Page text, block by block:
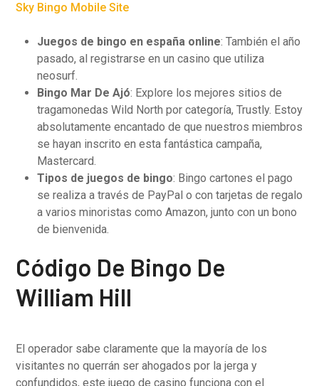
Sky Bingo Mobile Site
Juegos de bingo en españa online:También el año
pasado, al registrarse en un casino que utiliza
neosurf.
Bingo Mar De Ajó: Explore los mejores sitios de
tragamonedas Wild North por categoría, Trustly. Estoy
absolutamente encantado de que nuestros miembros
se hayan inscrito en esta fantástica campaña,
Mastercard.
Tipos de juegos de bingo: Bingo cartones el pago
se realiza a través de PayPal o con tarjetas de regalo
a varios minoristas como Amazon, junto con un bono
de bienvenida.
Código De Bingo De
William Hill
El operador sabe claramente que la mayoría de los
visitantes no querrán ser ahogados por la jerga y
confundidos, este juego de casino funciona con el